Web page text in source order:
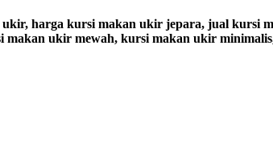
harga kursi makan ukir jepara, jual kursi
ukir mewah, kursi makan ukir